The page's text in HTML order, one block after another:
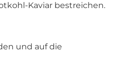
Kaviar bestreichen.
und auf die